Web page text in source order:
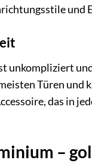
und
unkompliziert
Türen
das in
–